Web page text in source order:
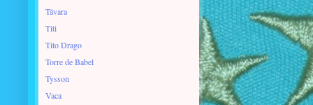
Távara
Titi
Tito Drago
Torre de Babel
Tysson
Vaca